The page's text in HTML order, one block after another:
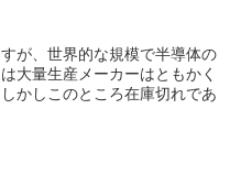
が、世界的な規模で半導体の
大量生産メーカーはともかく
かしこのところ在庫切れであ